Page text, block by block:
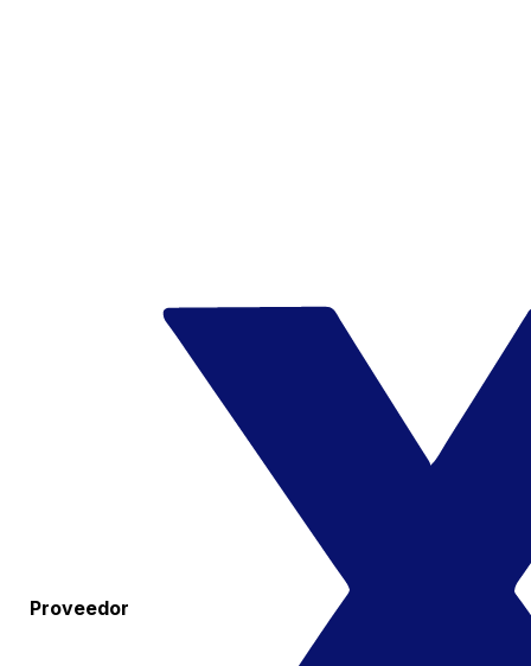
Proveedor